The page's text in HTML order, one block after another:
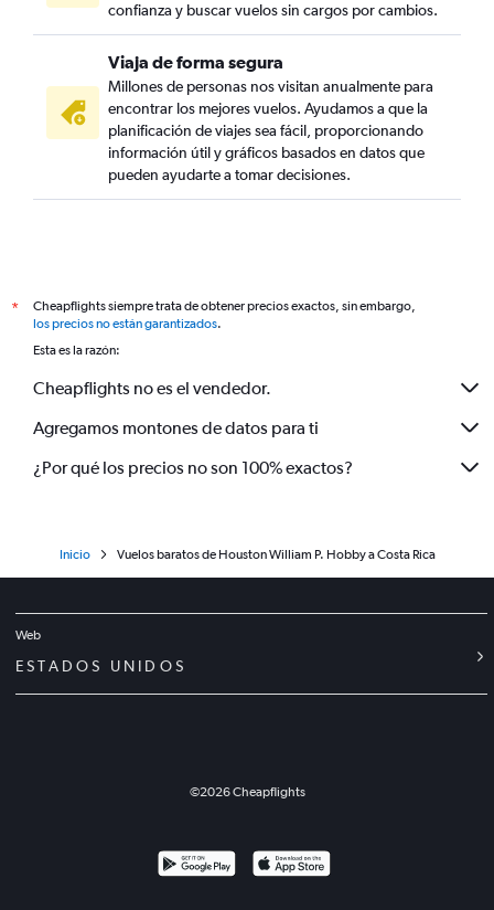
confianza y buscar vuelos sin cargos por cambios.
Viaja de forma segura
Millones de personas nos visitan anualmente para
encontrar los mejores vuelos. Ayudamos a que la
planificación de viajes sea fácil, proporcionando
información útil y gráficos basados en datos que
pueden ayudarte a tomar decisiones.
*
Cheapflights siempre trata de obtener precios exactos, sin embargo,
los precios no están garantizados.
Esta es la razón:
Cheapflights no es el vendedor.
Agregamos montones de datos para ti
¿Por qué los precios no son 100% exactos?
Inicio Vuelos baratos de Houston William P. Hobby a Costa Rica
Web
ESTADOS UNIDOS
©2026Cheapflights